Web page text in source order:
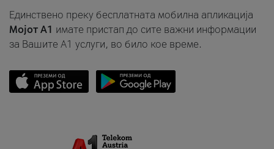
Единствено преку бесплатната мобилна апликација
Мојот A1 имате пристап до сите важни информации
за Вашите A1 услуги, во било кое време.